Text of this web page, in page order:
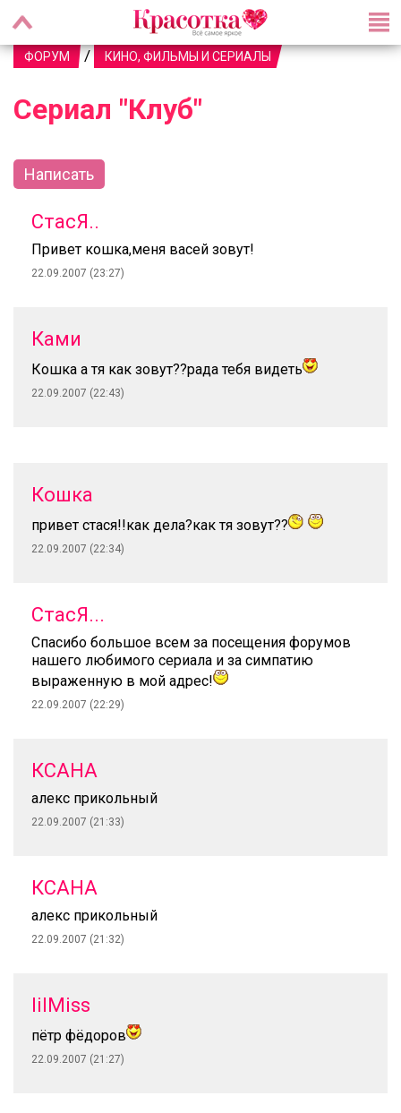
ФОРУМ / КИНО, ФИЛЬМЫ И СЕРИАЛЫ
Сериал "Клуб"
Написать
СтасЯ..
Привет кошка,меня васей зовут!
22.09.2007 (23:27)
Ками
Кошка а тя как зовут??рада тебя видеть
22.09.2007 (22:43)
Кошка
привет стася!!как дела?как тя зовут??
22.09.2007 (22:34)
СтасЯ...
Спасибо большое всем за посещения форумов
нашего любимого сериала и за симпатию
выраженную в мой адрес!
22.09.2007 (22:29)
КСАНА
алекс прикольный
22.09.2007 (21:33)
КСАНА
алекс прикольный
22.09.2007 (21:32)
lilMiss
пётр фёдоров
22.09.2007 (21:27)